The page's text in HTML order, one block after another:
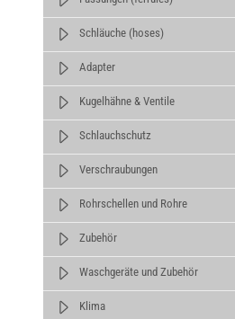
Schläuche (hoses)
Adapter
Kugelhähne & Ventile
Schlauchschutz
Verschraubungen
Rohrschellen und Rohre
Zubehör
Waschgeräte und Zubehör
Klima